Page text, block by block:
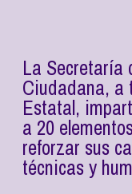
La Secretaría
Ciudadana, a
Estatal,
a 20
reforzar sus
técnicas y